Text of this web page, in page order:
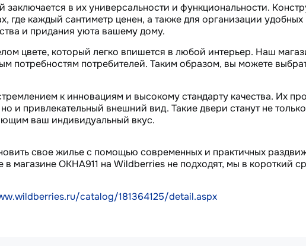
в их универсальности и функциональности.
где каждый сантиметр ценен, а также для организации
и придания уюта вашему дому.
цвете, который легко впишется в любой интерьер. Наш
потребностям потребителей. Таким образом, вы можете
к инновациям и высокому стандарту качества. Их
и привлекательный внешний вид. Такие двери станут не
ваш индивидуальный вкус.
свое жилье с помощью современных и практичных
в магазине ОКНА911 на Wildberries не подходят, мы в короткий
catalog/181364125/detail.aspx